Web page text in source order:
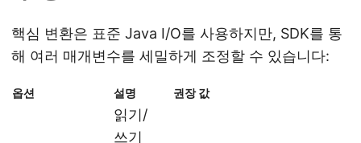
핵심 변환은 표준 Java I/O를 사용하지만, SDK를 통
해 여러 매개변수를 세밀하게 조정할 수 있습니다:
옵션 설명 권장 값
읽기/
쓰기